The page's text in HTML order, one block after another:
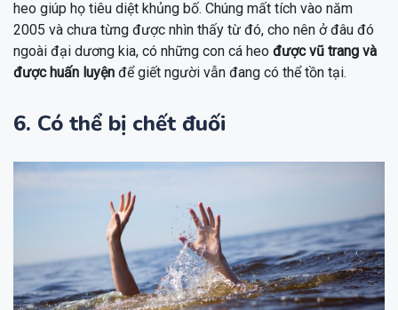
heo giúp họ tiêu diệt khủng bố. Chúng mất tích vào năm
2005 và chưa từng được nhìn thấy từ đó, cho nên ở đâu đó
ngoài đại dương kia, có những con cá heo được vũ trang và
được huấn luyện để giết người vẫn đang có thể tồn tại.
6. Có thể bị chết đuối